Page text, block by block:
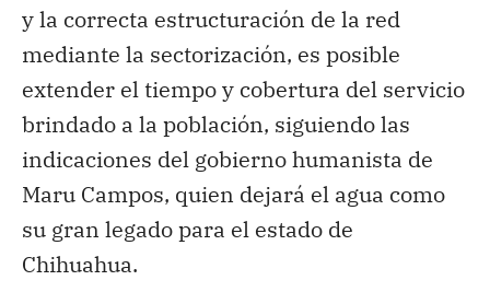
y la correcta estructuración de la red
mediante la sectorización, es posible
extender el tiempo y cobertura del servicio
brindado a la población, siguiendo las
indicaciones del gobierno humanista de
Maru Campos, quien dejará el agua como
su gran legado para el estado de
Chihuahua.